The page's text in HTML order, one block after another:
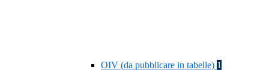
OIV (da pubblicare in tabelle) 1